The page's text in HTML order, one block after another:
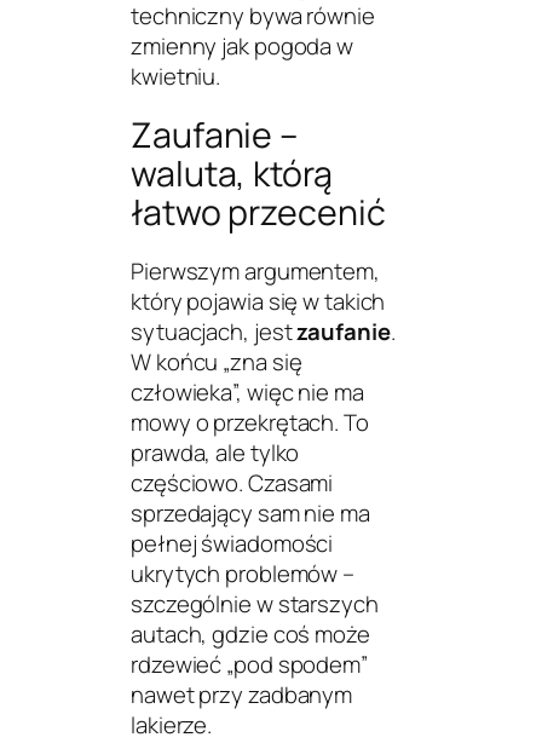
techniczny bywa równie
zmienny jak pogoda w
kwietniu.
Zaufanie –
waluta, którą
łatwo przecenić
Pierwszym argumentem,
który pojawia się w takich
sytuacjach, jestzaufanie.
W końcu „zna się
człowieka”, więc nie ma
mowy o przekrętach. To
prawda, ale tylko
częściowo. Czasami
sprzedający sam nie ma
pełnej świadomości
ukrytych problemów –
szczególnie w starszych
autach, gdzie coś może
rdzewieć „pod spodem”
nawet przy zadbanym
lakierze.